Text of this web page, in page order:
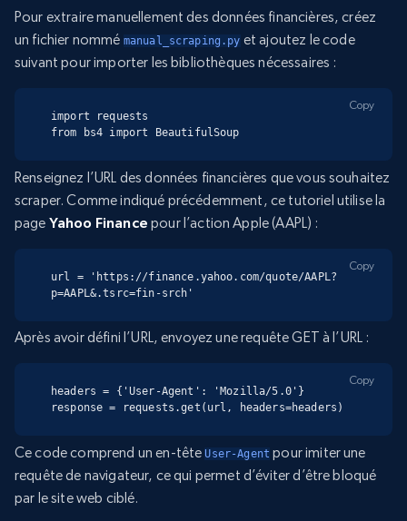
Pour extraire manuellement des données financières, créez
un fichier nommé manual_scraping.py et ajoutez le code
suivant pour importer les bibliothèques nécessaires :
import requests
from bs4 import BeautifulSoup
Copy
Renseignez l’URL des données financières que vous souhaitez
scraper. Comme indiqué précédemment, ce tutoriel utilise la
page Yahoo Finance pour l’action Apple (AAPL) :
url = 'https://finance.yahoo.com/quote/AAPL?
p=AAPL&.tsrc=fin-srch'
Copy
Après avoir défini l’URL, envoyez une requête GET à l’URL :
headers = {'User-Agent': 'Mozilla/5.0'}
response = requests.get(url, headers=headers)
Copy
Ce code comprend un en-têteUser-Agent pour imiter une
requête de navigateur, ce qui permet d’éviter d’être bloqué
par le site web ciblé.